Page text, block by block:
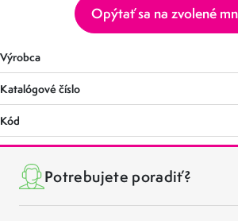
Opýtať sa na zvolené
Výrobca
Katalógové číslo
Kód
Potrebujete poradiť?